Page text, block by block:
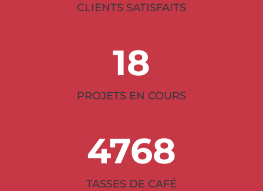
CLIENTS SATISFAITS
18
PROJETS EN COURS
4768
TASSES DE CAFÉ